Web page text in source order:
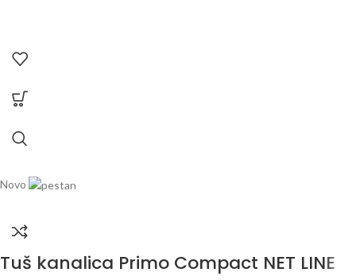
Novo
Tuš kanalica Primo Compact NET LINE